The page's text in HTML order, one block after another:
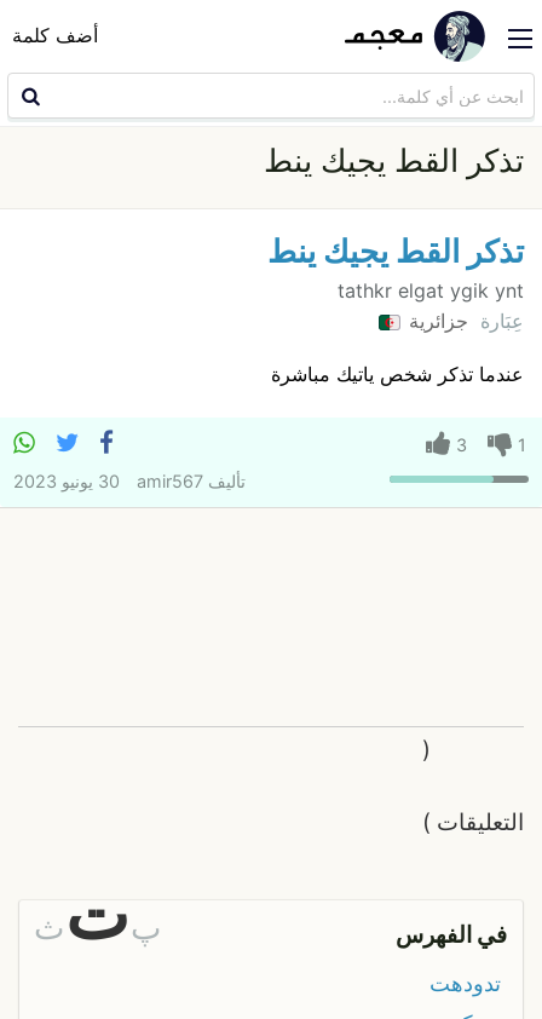
أضف كلمة
تذكر القط يجيك ينط
تذكر القط يجيك ينط
tathkr elgat ygik ynt
عِبَارة جزائرية
عندما تذكر شخص ياتيك مباشرة
1
3
تأليفamir567 30 يونيو 2023
التعليقات
(
)
في الفهرس پتث
تدودهت